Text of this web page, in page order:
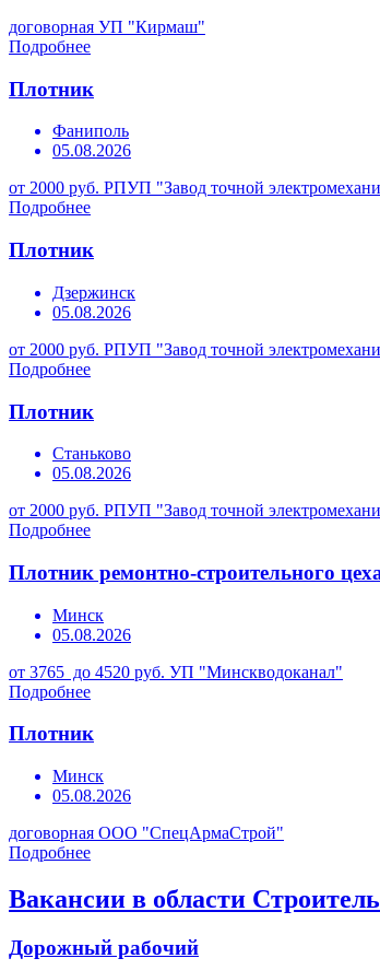
договорная УП "Кирмаш"
Подробнее
Плотник
Фаниполь
05.08.2026
от 2000 руб. РПУП "Завод точной
Подробнее
Плотник
Дзержинск
05.08.2026
от 2000 руб. РПУП "Завод точной
Подробнее
Плотник
Станьково
05.08.2026
от 2000 руб. РПУП "Завод точной
Подробнее
Плотник ремонтно-строительного
Минск
05.08.2026
от 3765 до 4520 руб. УП "Минскводоканал"
Подробнее
Плотник
Минск
05.08.2026
договорная ООО "СпецАрмаСтрой"
Подробнее
Вакансии в области
Дорожный рабочий